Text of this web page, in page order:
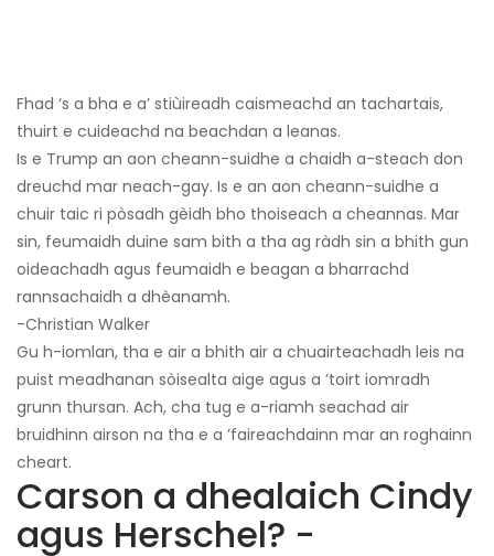
Fhad ‘s a bha e a’ stiùireadh caismeachd an tachartais,
thuirt e cuideachd na beachdan a leanas.
Is e Trump an aon cheann-suidhe a chaidh a-steach don
dreuchd mar neach-gay. Is e an aon cheann-suidhe a
chuir taic ri pòsadh gèidh bho thoiseach a cheannas. Mar
sin, feumaidh duine sam bith a tha ag ràdh sin a bhith gun
oideachadh agus feumaidh e beagan a bharrachd
rannsachaidh a dhèanamh.
-Christian Walker
Gu h-iomlan, tha e air a bhith air a chuairteachadh leis na
puist meadhanan sòisealta aige agus a ’toirt iomradh
grunn thursan. Ach, cha tug e a-riamh seachad air
bruidhinn airson na tha e a ’faireachdainn mar an roghainn
cheart.
Carson a dhealaich Cindy
agus Herschel? -